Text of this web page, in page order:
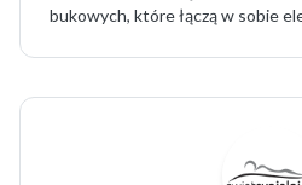
bukowych, które łączą w sobie